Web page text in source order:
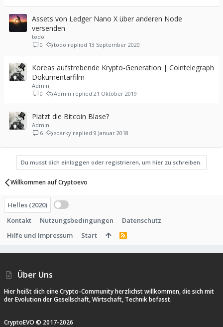
Assets von Ledger Nano X über anderen Node
versenden
todo
0
13 September 2020
todo
Koreas aufstrebende Krypto-Generation | Cointelegraph
Dokumentarfilm
Admin
0
21 Oktober 2019
Admin
Platzt die Bitcoin Blase?
Admin
6
9 Januar 2018
sparky
Du musst dich einloggen oder registrieren, um hier zu schreiben.
Willkommen auf Cryptoevo
Helles (2020)
Kontakt
Nutzungsbedingungen
Datenschutz
Hilfe und Impressum
Start
R
Über Uns
Hier heißt dich eine Crypto-Community herzlichst willkommen, die sich mit
der Evolution der Gesellschaft, Wirtschaft, Technik befasst.
CryptoEVO © 2017-2026